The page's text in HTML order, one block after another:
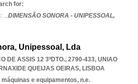
for:
...DIMENSÃO SONORA - UNIPESSOAL,
Unipessoal, Lda
DE ASSIS 12 3ºDTO., 2790-433, UNIAO
QUEIJAS OEIRAS, LISBOA
e equipamentos, n.e.